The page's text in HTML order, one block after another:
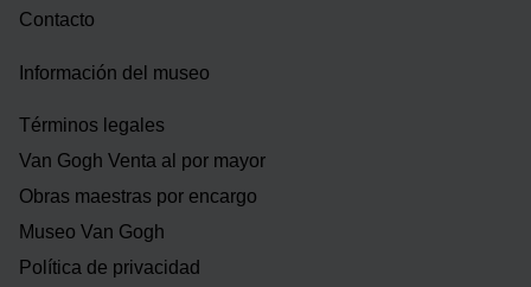
Contacto
Información del museo
Términos legales
Van Gogh Venta al por mayor
Obras maestras por encargo
Museo Van Gogh
Política de privacidad